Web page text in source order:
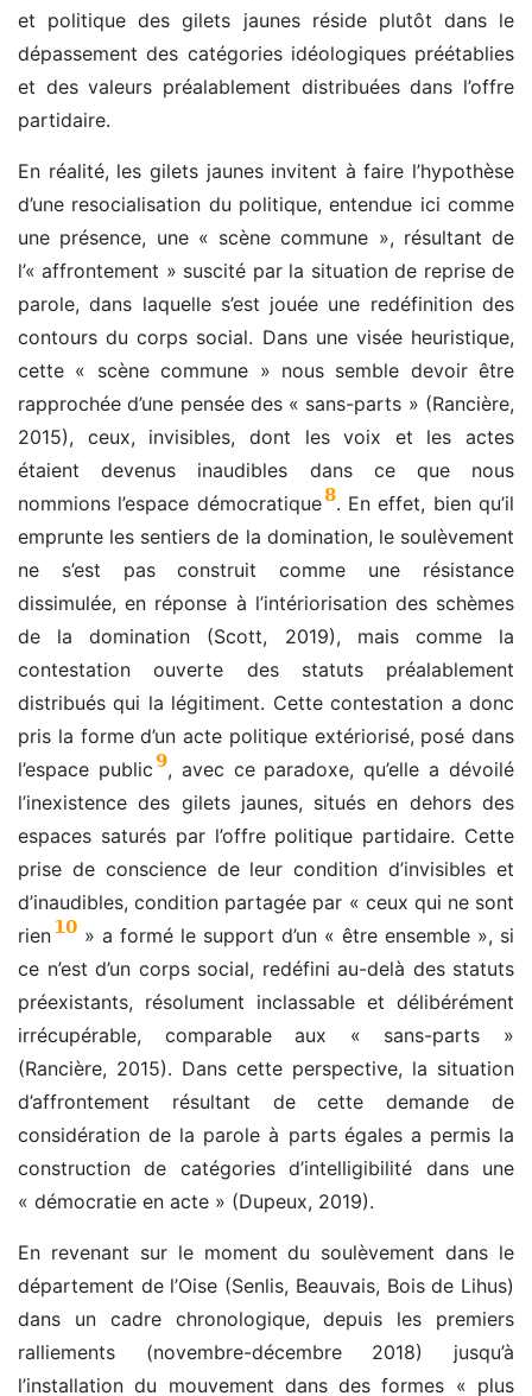
et politique des gilets jaunes réside plutôt dans le
dépassement des catégories idéologiques préétablies
et des valeurs préalablement distribuées dans l’offre
partidaire.
En réalité, les gilets jaunes invitent à faire l’hypothèse
d’une resocialisation du politique, entendue ici comme
une présence, une « scène commune », résultant de
l’« affrontement » suscité par la situation de reprise de
parole, dans laquelle s’est jouée une redéfinition des
contours du corps social. Dans une visée heuristique,
cette « scène commune » nous semble devoir être
rapprochée d’une pensée des « sans-parts » (Rancière,
2015), ceux, invisibles, dont les voix et les actes
étaient devenus inaudibles dans ce que nous
nommions l’espace démocratique8. En effet, bien qu’il
emprunte les sentiers de la domination, le soulèvement
ne s’est pas construit comme une résistance
dissimulée, en réponse à l’intériorisation des schèmes
de la domination (Scott, 2019), mais comme la
contestation ouverte des statuts préalablement
distribués qui la légitiment. Cette contestation a donc
pris la forme d’un acte politique extériorisé, posé dans
l’espace public9, avec ce paradoxe, qu’elle a dévoilé
l’inexistence des gilets jaunes, situés en dehors des
espaces saturés par l’offre politique partidaire. Cette
prise de conscience de leur condition d’invisibles et
d’inaudibles, condition partagée par « ceux qui ne sont
rien10 » a formé le support d’un « être ensemble », si
ce n’est d’un corps social, redéfini au-delà des statuts
préexistants, résolument inclassable et délibérément
irrécupérable, comparable aux « sans-parts »
(Rancière, 2015). Dans cette perspective, la situation
d’affrontement résultant de cette demande de
considération de la parole à parts égales a permis la
construction de catégories d’intelligibilité dans une
« démocratie en acte » (Dupeux, 2019).
En revenant sur le moment du soulèvement dans le
département de l’Oise (Senlis, Beauvais, Bois de Lihus)
dans un cadre chronologique, depuis les premiers
ralliements (novembre-décembre 2018) jusqu’à
l’installation du mouvement dans des formes « plus